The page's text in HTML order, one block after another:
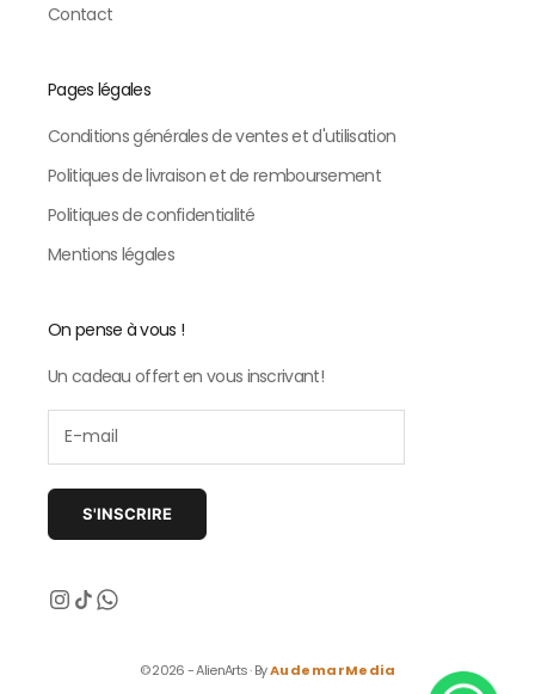
Contact
Pages légales
Conditions générales de ventes et d'utilisation
Politiques de livraison et de remboursement
Politiques de confidentialité
Mentions légales
On pense à vous !
Un cadeau offert en vous inscrivant!
S'INSCRIRE
© 2026 - AlienArts · ByAudemarMedia